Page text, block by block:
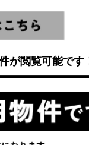
が閲覧可能です